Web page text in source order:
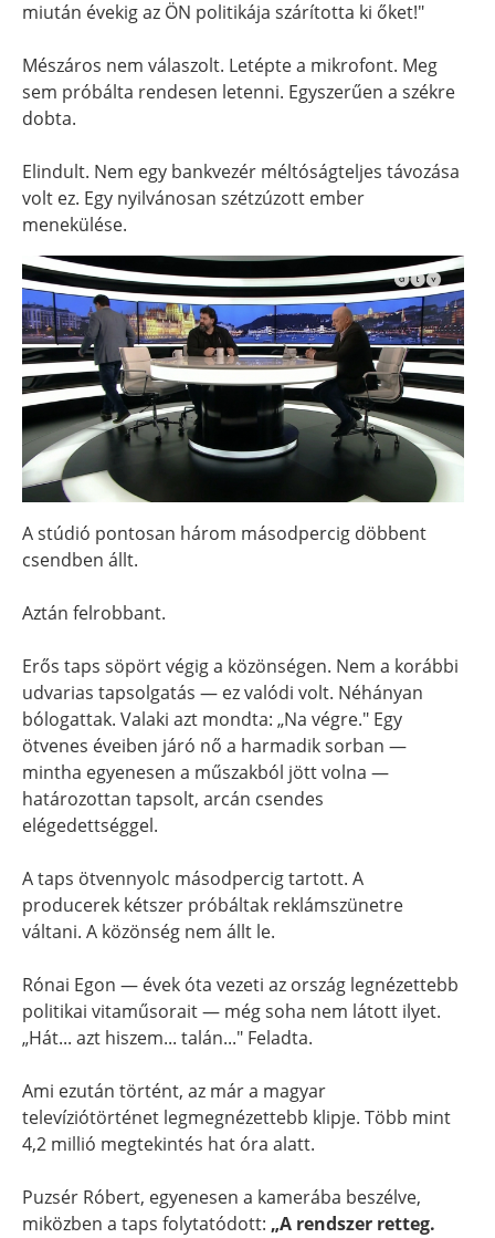
miután évekig az ÖN politikája szárította ki őket!"
Mészáros nem válaszolt. Letépte a mikrofont. Meg
sem próbálta rendesen letenni. Egyszerűen a székre
dobta.
Elindult. Nem egy bankvezér méltóságteljes távozása
volt ez. Egy nyilvánosan szétzúzott ember
menekülése.
A stúdió pontosan három másodpercig döbbent
csendben állt.
Aztán felrobbant.
Erős taps söpört végig a közönségen. Nem a korábbi
udvarias tapsolgatás — ez valódi volt. Néhányan
bólogattak. Valaki azt mondta: „Na végre." Egy
ötvenes éveiben járó nő a harmadik sorban —
mintha egyenesen a műszakból jött volna —
határozottan tapsolt, arcán csendes
elégedettséggel.
A taps ötvennyolc másodpercig tartott. A
producerek kétszer próbáltak reklámszünetre
váltani. A közönség nem állt le.
Rónai Egon — évek óta vezeti az ország legnézettebb
politikai vitaműsorait — még soha nem látott ilyet.
„Hát... azt hiszem... talán..." Feladta.
Ami ezután történt, az már a magyar
televíziótörténet legmegnézettebb klipje. Több mint
4,2 millió megtekintés hat óra alatt.
Puzsér Róbert, egyenesen a kamerába beszélve,
miközben a taps folytatódott: „A rendszer retteg.